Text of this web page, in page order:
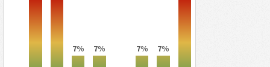
7% 7% 7% 7%